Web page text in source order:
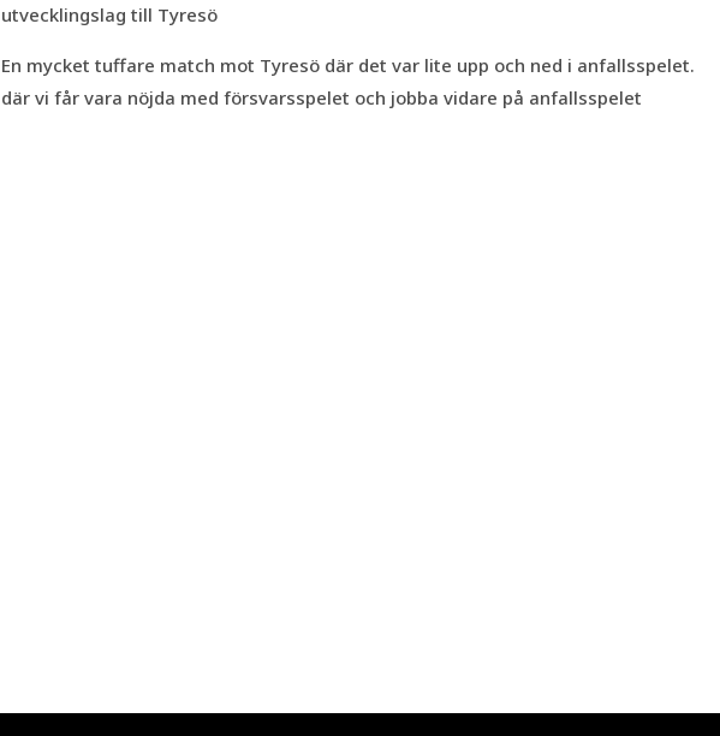
utvecklingslag till Tyresö
En mycket tuffare match mot Tyresö där det var lite upp och ned i anfallsspelet.
där vi får vara nöjda med försvarsspelet och jobba vidare på anfallsspelet